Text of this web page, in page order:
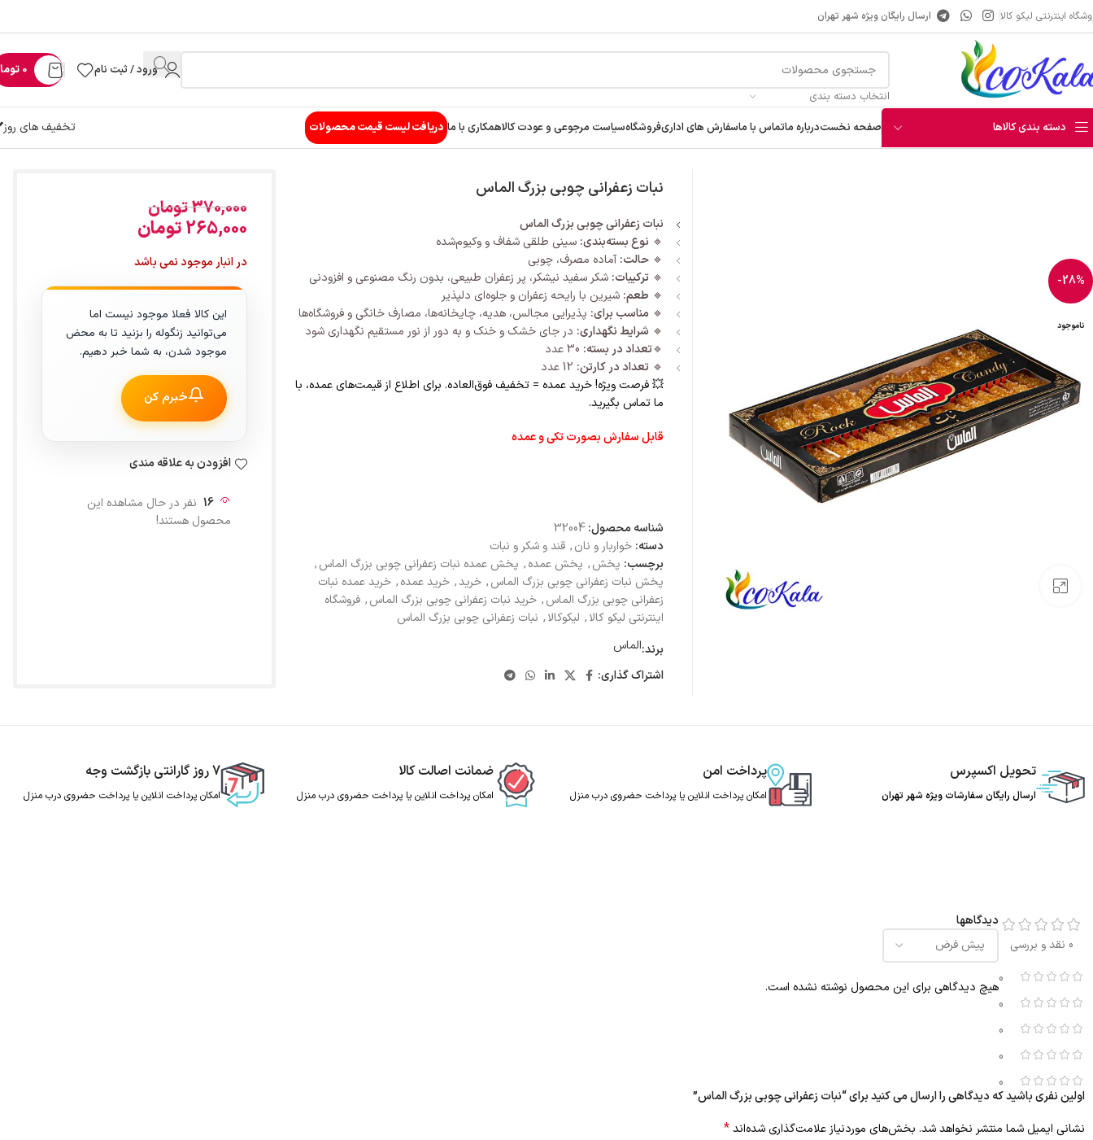
اینترنتی لیکو کالا ارسال رایگان ویژه شهر تهران
انتخاب دسته بندی
ورود / ثبت نام 0
دسته بندی کالاها
نوشیدنی انرژی زا
قهوه و هات چاکلت
صفحه نخستدرباره ماتماس با ماسفارش های اداریفروشگاهسیاست مرجوعی و عودت کالاهمکاری با ما دریافت لیست قیمت محصولات
تخفیف های روز
-28%
ناموجود
نبات زعفرانی چوبی بزرگ الماس
نبات زعفرانی چوبی بزرگ الماس
🔹 نوع بسته‌بندی: سینی طلقی شفاف و وکیوم‌شده
🔹حالت: آماده مصرف، چوبی
🔹ترکیبات: شکر سفید نیشکر، پر زعفران طبیعی، بدون رنگ مصنوعی و افزودنی
🔹 طعم: شیرین با رایحه زعفران و جلوه‌ای دلپذیر
🔹 مناسب برای: پذیرایی مجالس، هدیه، چایخانه‌ها، مصارف خانگی و فروشگاه‌ها
🔹 شرایط نگهداری: در جای خشک و خنک و به دور از نور مستقیم نگهداری شود
🔹تعداد در بسته:
🔹تعداد در کارتن:
💥 فرصت ویژه! خرید عمده = تخفیف فوق‌العاده. برای اطلاع از قیمت‌های عمده، با
ما تماس بگیرید.
قابل سفارش بصورت تکی و عمده
شناسه محصول:32004
دسته: خواربار و نان, قند و شکر و نبات
برچسب: پخش, پخش عمده, پخش عمده نبات زعفرانی چوبی بزرگ الماس,
پخش نبات زعفرانی چوبی بزرگ الماس, خرید, خرید عمده, خرید عمده نبات
زعفرانی چوبی بزرگ الماس, خرید نبات زعفرانی چوبی بزرگ الماس, فروشگاه
اینترنتی لیکو کالا, لیکوکالا, نبات زعفرانی چوبی بزرگ الماس
برند:الماس
اشتراک گذاری:
370,000تومان
265,000تومان
در انبار موجود نمی باشد
این کالا فعلا موجود نیست اما
می‌توانید زنگوله را بزنید تا به محض
موجود شدن، به شما خبر دهیم.
خبرم کن
افزودن به علاقه مندی
16 نفر در حال مشاهده این
محصول هستند!
تحویل اکسپرس
ارسال رایگان سفارشات ویژه شهر تهران
پرداخت امن
امکان پرداخت انلاین یا پرداخت حضروی درب منزل
ضمانت اصالت کالا
امکان پرداخت انلاین یا پرداخت حضروی درب منزل
7 روز گارانتی بازگشت وجه
امکان پرداخت انلاین یا پرداخت حضروی درب منزل
0 نقد و بررسی
0
0
0
0
0
دیدگاهها
هیچ دیدگاهی برای این محصول نوشته نشده است.
اولین نفری باشید که دیدگاهی را ارسال می کنید برای “نبات زعفرانی چوبی بزرگ الماس”
نشانی ایمیل شما منتشر نخواهد شد. بخش‌های موردنیاز علامت‌گذاری شده‌اند*